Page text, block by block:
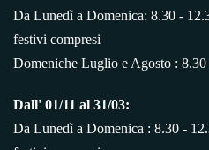
Da Lunedì a Domenica: 8.30 -
festivi compresi
Domeniche Luglio e Agosto :
Dall' 01/11 al 31/03:
Da Lunedì a Domenica : 8.30 -